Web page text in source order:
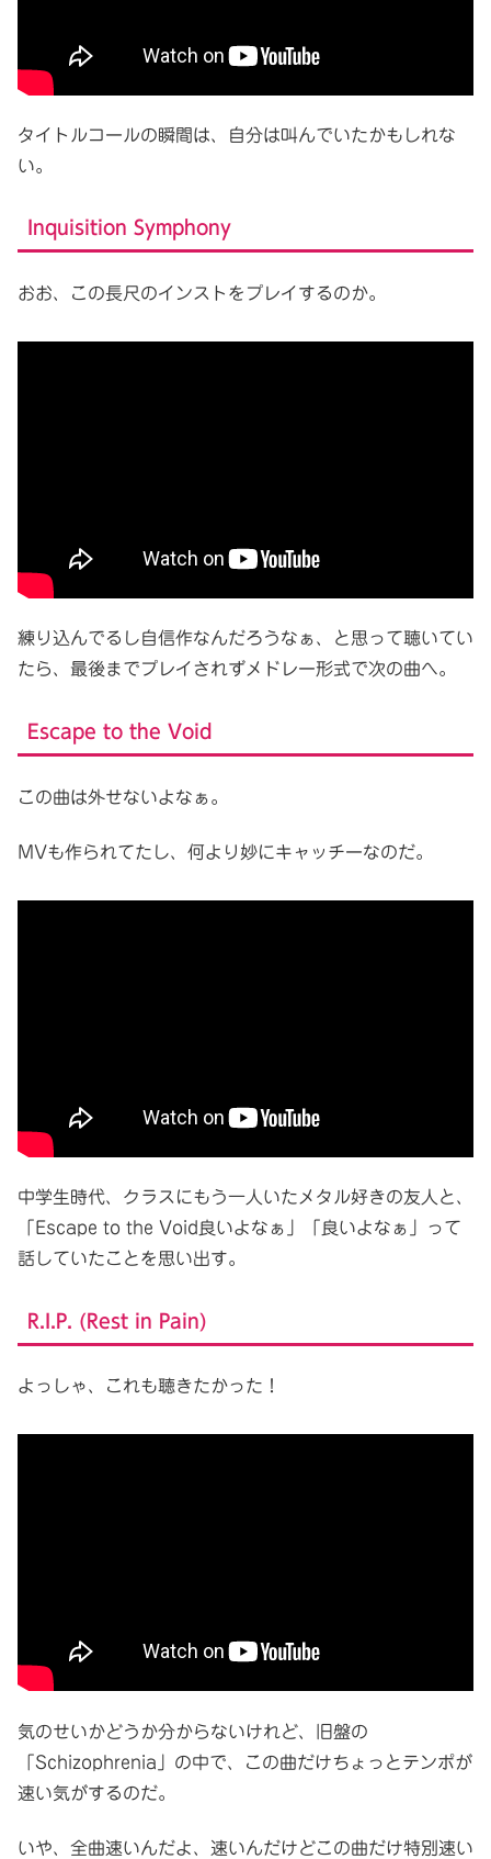
タイトルコールの瞬間は、自分は叫んでいたかもしれな
い。
Inquisition Symphony
おお、この長尺のインストをプレイするのか。
練り込んでるし自信作なんだろうなぁ、と思って聴いてい
たら、最後までプレイされずメドレー形式で次の曲へ。
Escape to the Void
この曲は外せないよなぁ。
MVも作られてたし、何より妙にキャッチーなのだ。
中学生時代、クラスにもう一人いたメタル好きの友人と、
「Escape to the Void良いよなぁ」「良いよなぁ」って
話していたことを思い出す。
R.I.P. (Rest in Pain)
よっしゃ、これも聴きたかった！
気のせいかどうか分からないけれど、旧盤の
「Schizophrenia」の中で、この曲だけちょっとテンポが
速い気がするのだ。
いや、全曲速いんだよ、速いんだけどこの曲だけ特別速い